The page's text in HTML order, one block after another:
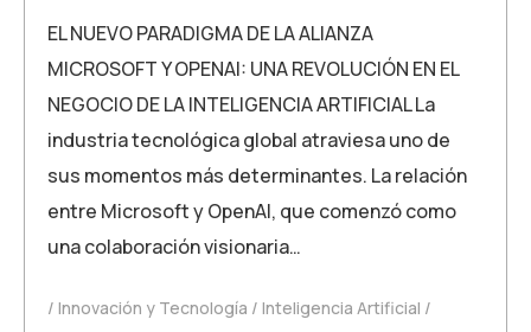
EL NUEVO PARADIGMA DE LA ALIANZA
MICROSOFT Y OPENAI: UNA REVOLUCIÓN EN EL
NEGOCIO DE LA INTELIGENCIA ARTIFICIAL La
industria tecnológica global atraviesa uno de
sus momentos más determinantes. La relación
entre Microsoft y OpenAI, que comenzó como
una colaboración visionaria…
Innovación y Tecnología
Inteligencia Artificial